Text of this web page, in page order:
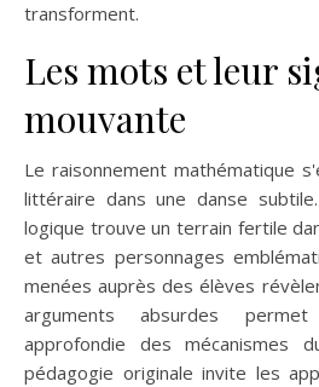
transforment.
Les mots et leur
mouvante
Le raisonnement mathématique
littéraire dans une danse
logique trouve un terrain fertile
et autres personnages
menées auprès des élèves
arguments absurdes permet
approfondie des mécanismes
pédagogie originale invite les